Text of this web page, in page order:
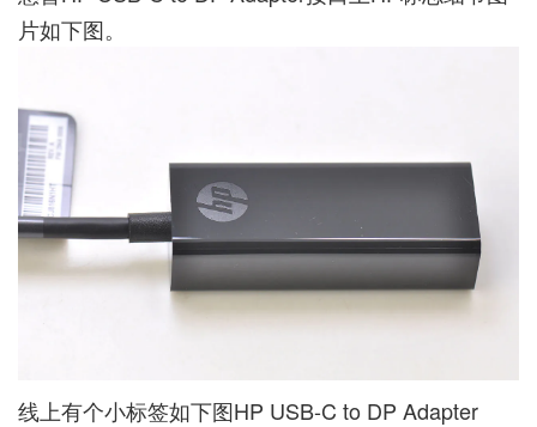
片如下图。
线上有个小标签如下图HP USB-C to DP Adapter